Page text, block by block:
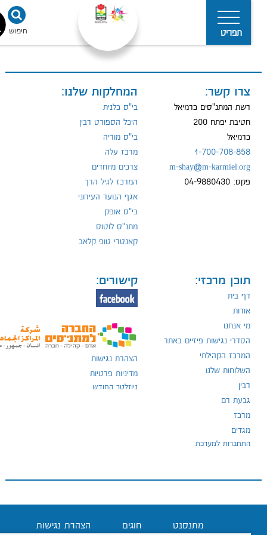
תפריט חיפוש
צרו קשר:
רשת המתנ"סים כרמיאל
חטיבת יפתח 200
כרמיאל
1-700-708-858
m-shay@m-karmiel.org
פקס: 04-9880430
המחלקות שלנו:
בי"ס כלנית
היכל הספורט רבין
בי"ס מוריה
מרכז עלה
צרכים מיוחדים
המרכז לגיל הרך
אגף הנוער העירוני
בי"ס אופק
מתנ"ס לוטוס
קאנטרי טופ קלאב
תוכן מרכזי:
דף בית
אודות
מי אנחנו
הסדרי נגישות פיזיים באתר
המרכז הקהילתי
השלוחות שלנו
גבעת רם
מרכז
מגדים
התחברות למערכת
קישורים:
הצהרת נגישות
מדיניות פרטיות
ניוזלטר החודש
מתנסנט חוגים הצהרת נגישות